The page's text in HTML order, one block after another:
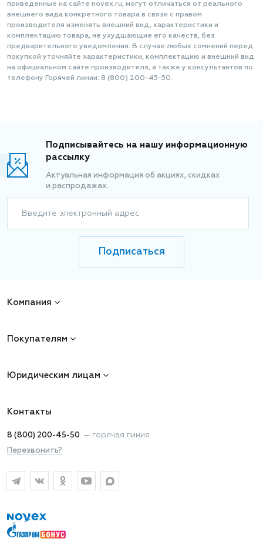
приведенные на сайте novex.ru, могут отличаться от реального
внешнего вида конкретного товара в связи с правом
производителя изменять внешний вид, характеристики и
комплектацию товара, не ухудшающие его качеств, без
предварительного уведомления. В случае любых сомнений перед
покупкой уточняйте характеристики, комплектацию и внешний вид
на официальном сайте производителя, а также у консультантов по
телефону Горячей линии: 8 (800) 200-45-50.
Подписывайтесь на нашу информационную
рассылку
Актуальная информация об акциях, скидках
и распродажах.
Введите электронный адрес
Подписаться
Компания
Покупателям
Юридическим лицам
Контакты
8 (800) 200-45-50 — горячая линия
Перезвонить?